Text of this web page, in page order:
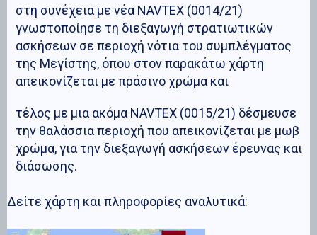
στη συνέχεια με νέα NAVTEX (0014/21)
γνωστοποίησε τη διεξαγωγή στρατιωτικών
ασκήσεων σε περιοχή νότια του συμπλέγματος
της Μεγίστης, όπου στον παρακάτω χάρτη
απεικονίζεται με πράσινο χρώμα και
τέλος με μια ακόμα NAVTEX (0015/21) δέσμευσε
την θαλάσσια περιοχή που απεικονίζεται με μωβ
χρώμα, για την διεξαγωγή ασκήσεων έρευνας και
διάσωσης.
Δείτε χάρτη και πληροφορίες αναλυτικά: